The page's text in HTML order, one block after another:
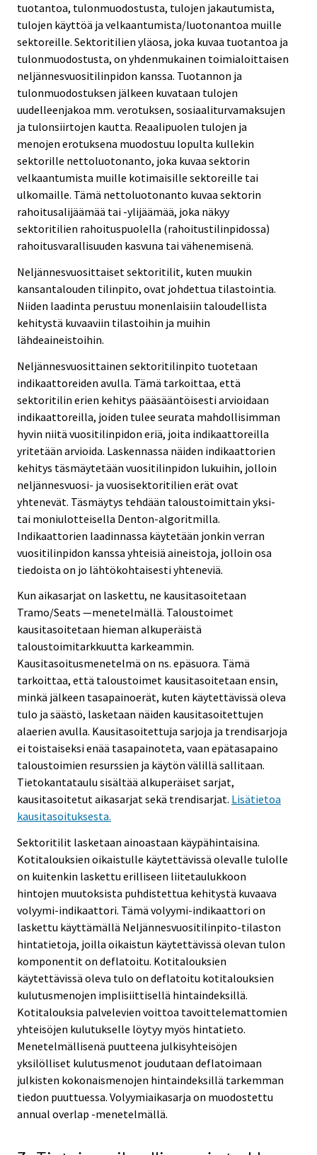
tuotantoa, tulonmuodostusta, tulojen jakautumista,
tulojen käyttöä ja velkaantumista/luotonantoa muille
sektoreille. Sektoritilien yläosa, joka kuvaa tuotantoa ja
tulonmuodostusta, on yhdenmukainen toimialoittaisen
neljännesvuositilinpidon kanssa. Tuotannon ja
tulonmuodostuksen jälkeen kuvataan tulojen
uudelleenjakoa mm. verotuksen, sosiaaliturvamaksujen
ja tulonsiirtojen kautta. Reaalipuolen tulojen ja
menojen erotuksena muodostuu lopulta kullekin
sektorille nettoluotonanto, joka kuvaa sektorin
velkaantumista muille kotimaisille sektoreille tai
ulkomaille. Tämä nettoluotonanto kuvaa sektorin
rahoitusalijäämää tai -ylijäämää, joka näkyy
sektoritilien rahoituspuolella (rahoitustilinpidossa)
rahoitusvarallisuuden kasvuna tai vähenemisenä.
Neljännesvuosittaiset sektoritilit, kuten muukin
kansantalouden tilinpito, ovat johdettua tilastointia.
Niiden laadinta perustuu monenlaisiin taloudellista
kehitystä kuvaaviin tilastoihin ja muihin
lähdeaineistoihin.
Neljännesvuosittainen sektoritilinpito tuotetaan
indikaattoreiden avulla. Tämä tarkoittaa, että
sektoritilin erien kehitys pääsääntöisesti arvioidaan
indikaattoreilla, joiden tulee seurata mahdollisimman
hyvin niitä vuositilinpidon eriä, joita indikaattoreilla
yritetään arvioida. Laskennassa näiden indikaattorien
kehitys täsmäytetään vuositilinpidon lukuihin, jolloin
neljännesvuosi- ja vuosisektoritilien erät ovat
yhtenevät. Täsmäytys tehdään taloustoimittain yksi-
tai moniulotteisella Denton-algoritmilla.
Indikaattorien laadinnassa käytetään jonkin verran
vuositilinpidon kanssa yhteisiä aineistoja, jolloin osa
tiedoista on jo lähtökohtaisesti yhteneviä.
Kun aikasarjat on laskettu, ne kausitasoitetaan
Tramo/Seats —menetelmällä. Taloustoimet
kausitasoitetaan hieman alkuperäistä
taloustoimitarkkuutta karkeammin.
Kausitasoitusmenetelmä on ns. epäsuora. Tämä
tarkoittaa, että taloustoimet kausitasoitetaan ensin,
minkä jälkeen tasapainoerät, kuten käytettävissä oleva
tulo ja säästö, lasketaan näiden kausitasoitettujen
alaerien avulla. Kausitasoitettuja sarjoja ja trendisarjoja
ei toistaiseksi enää tasapainoteta, vaan epätasapaino
taloustoimien resurssien ja käytön välillä sallitaan.
Tietokantataulu sisältää alkuperäiset sarjat,
kausitasoitetut aikasarjat sekä trendisarjat. Lisätietoa
kausitasoituksesta.
Sektoritilit lasketaan ainoastaan käypähintaisina.
Kotitalouksien oikaistulle käytettävissä olevalle tulolle
on kuitenkin laskettu erilliseen liitetaulukkoon
hintojen muutoksista puhdistettua kehitystä kuvaava
volyymi-indikaattori. Tämä volyymi-indikaattori on
laskettu käyttämällä Neljännesvuositilinpito-tilaston
hintatietoja, joilla oikaistun käytettävissä olevan tulon
komponentit on deflatoitu. Kotitalouksien
käytettävissä oleva tulo on deflatoitu kotitalouksien
kulutusmenojen implisiittisellä hintaindeksillä.
Kotitalouksia palvelevien voittoa tavoittelemattomien
yhteisöjen kulutukselle löytyy myös hintatieto.
Menetelmällisenä puutteena julkisyhteisöjen
yksilölliset kulutusmenot joudutaan deflatoimaan
julkisten kokonaismenojen hintaindeksillä tarkemman
tiedon puuttuessa. Volyymiaikasarja on muodostettu
annual overlap -menetelmällä.